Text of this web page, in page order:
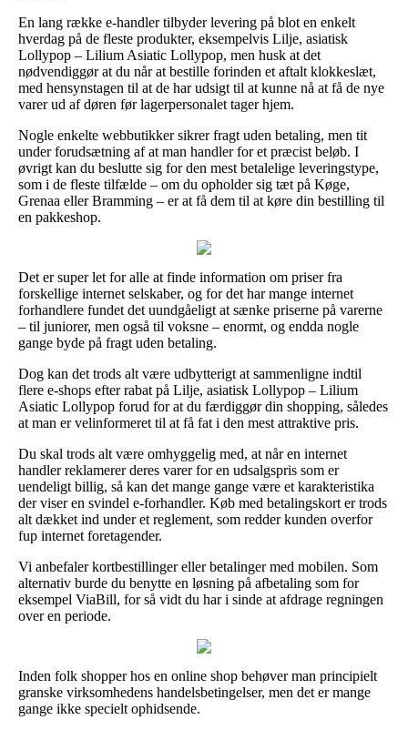
En lang række e-handler tilbyder levering på blot en enkelt
hverdag på de fleste produkter, eksempelvis Lilje, asiatisk
Lollypop – Lilium Asiatic Lollypop, men husk at det
nødvendiggør at du når at bestille forinden et aftalt klokkeslæt,
med hensynstagen til at de har udsigt til at kunne nå at få de nye
varer ud af døren før lagerpersonalet tager hjem.
Nogle enkelte webbutikker sikrer fragt uden betaling, men tit
under forudsætning af at man handler for et præcist beløb. I
øvrigt kan du beslutte sig for den mest betalelige leveringstype,
som i de fleste tilfælde – om du opholder sig tæt på Køge,
Grenaa eller Bramming – er at få dem til at køre din bestilling til
en pakkeshop.
Det er super let for alle at finde information om priser fra
forskellige internet selskaber, og for det har mange internet
forhandlere fundet det uundgåeligt at sænke priserne på varerne
– til juniorer, men også til voksne – enormt, og endda nogle
gange byde på fragt uden betaling.
Dog kan det trods alt være udbytterigt at sammenligne indtil
flere e-shops efter rabat på Lilje, asiatisk Lollypop – Lilium
Asiatic Lollypop forud for at du færdiggør din shopping, således
at man er velinformeret til at få fat i den mest attraktive pris.
Du skal trods alt være omhyggelig med, at når en internet
handler reklamerer deres varer for en udsalgspris som er
uendeligt billig, så kan det mange gange være et karakteristika
der viser en svindel e-forhandler. Køb med betalingskort er trods
alt dækket ind under et reglement, som redder kunden overfor
fup internet foretagender.
Vi anbefaler kortbestillinger eller betalinger med mobilen. Som
alternativ burde du benytte en løsning på afbetaling som for
eksempel ViaBill, for så vidt du har i sinde at afdrage regningen
over en periode.
Inden folk shopper hos en online shop behøver man principielt
granske virksomhedens handelsbetingelser, men det er mange
gange ikke specielt ophidsende.